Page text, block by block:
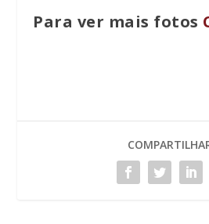
Para ver mais fotos